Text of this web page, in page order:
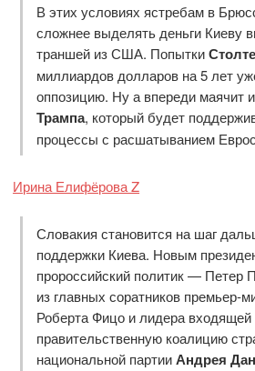
В этих условиях ястребам в
сложнее выделять деньги Киеву
траншей из США. Попытки
миллиардов долларов на 5 лет
оппозицию. Ну а впереди маячит
Трампа, который будет
процессы с расшатыванием
Ирина Елифёрова Z
Словакия становится на шаг
поддержки Киева. Новым
пророссийский политик — Петер
из главных соратников премьер-
Роберта Фицо и лидера входящей
правительственную коалицию
национальной партииАндрея